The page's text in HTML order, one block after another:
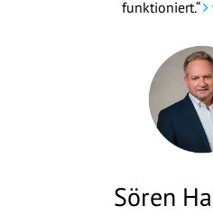
funktioniert.“
Sören